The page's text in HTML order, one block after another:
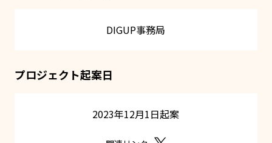
DIGUP事務局
プロジェクト起案日
2023年12月1日起案